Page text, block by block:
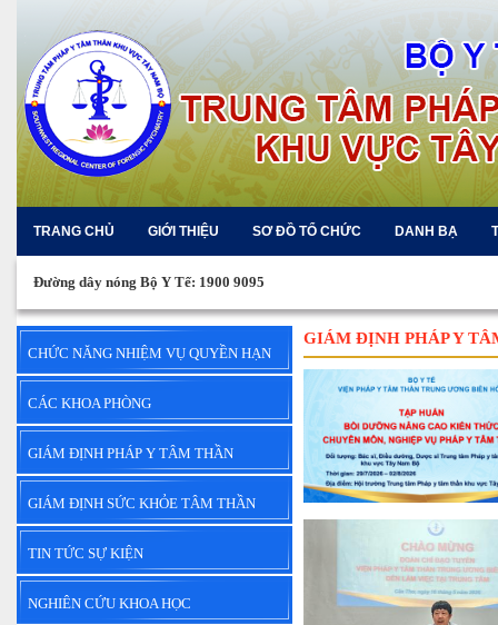
TRANG CHỦ GIỚI THIỆU SƠ ĐỒ TỔ CHỨC DANH BẠ
Đường dây nóng Bộ Y Tế: 1900 9095
CHỨC NĂNG NHIỆM VỤ QUYỀN HẠN
CÁC KHOA PHÒNG
GIÁM ĐỊNH PHÁP Y TÂM THẦN
GIÁM ĐỊNH SỨC KHỎE TÂM THẦN
TIN TỨC SỰ KIỆN
NGHIÊN CỨU KHOA HỌC
GIÁM ĐỊNH PHÁP Y